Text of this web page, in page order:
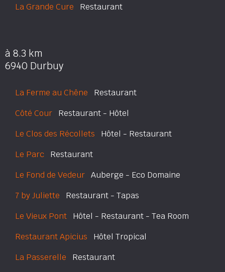
La Grande Cure Restaurant
à 8.3 km
6940 Durbuy
La Ferme au Chêne Restaurant
Côté Cour Restaurant - Hôtel
Le Clos des Récollets Hôtel - Restaurant
Le Parc Restaurant
Le Fond de Vedeur Auberge - Eco Domaine
7 by Juliette Restaurant - Tapas
Le Vieux Pont Hôtel - Restaurant - Tea Room
Restaurant Apicius Hôtel Tropical
La Passerelle Restaurant